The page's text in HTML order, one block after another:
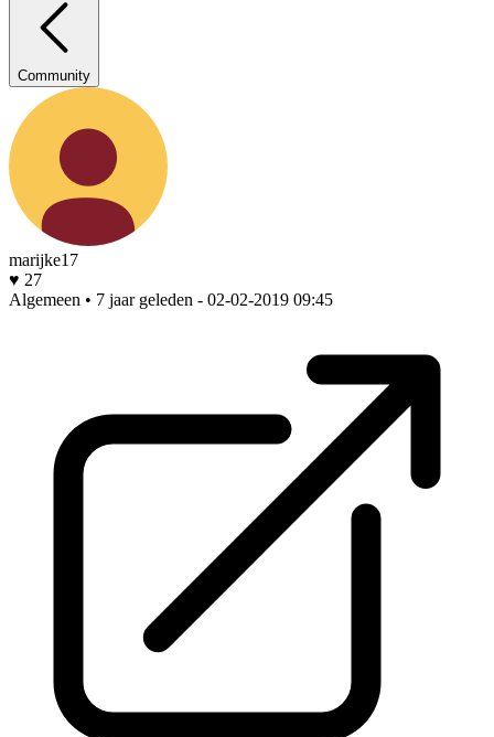
Community
marijke17
♥ 27
Algemeen • 7 jaar geleden - 02-02-2019 09:45